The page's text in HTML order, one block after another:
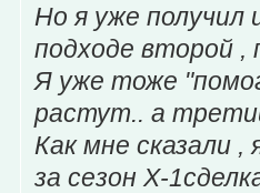
Но я уже получил
подходе второй ,
Я уже тоже
растут.. а
Как мне сказали ,
за сезон Х-